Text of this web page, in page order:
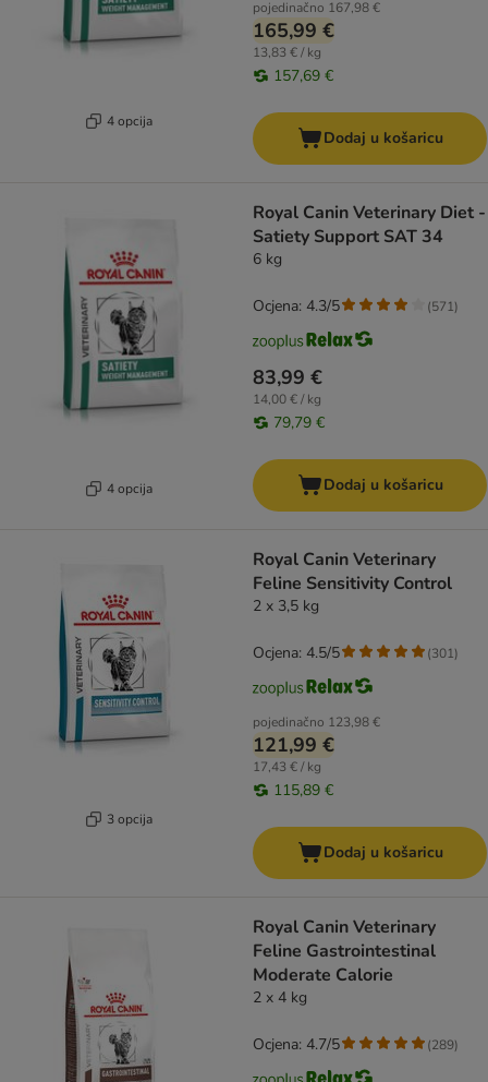
4 opcija
pojedinačno 167,98 €
165,99 €
13,83 € / kg
157,69 €
Dodaj u košaricu
4 opcija
Royal Canin Veterinary Diet -
Satiety Support SAT 34
6 kg
83,99 €
14,00 € / kg
79,79 €
Ocjena: 4.3/5 (571)
Dodaj u košaricu
3 opcija
Royal Canin Veterinary
Feline Sensitivity Control
2 x 3,5 kg
pojedinačno 123,98 €
121,99 €
17,43 € / kg
115,89 €
Ocjena: 4.5/5 (301)
Dodaj u košaricu
Royal Canin Veterinary
Feline Gastrointestinal
Moderate Calorie
2 x 4 kg
Ocjena: 4.7/5 (289)